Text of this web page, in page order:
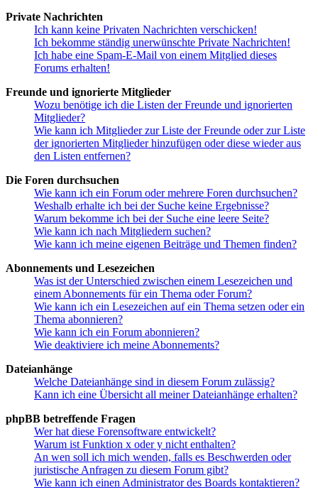
Private Nachrichten
Ich kann keine Privaten Nachrichten verschicken!
Ich bekomme ständig unerwünschte Private Nachrichten!
Ich habe eine Spam-E-Mail von einem Mitglied dieses
Forums erhalten!
Freunde und ignorierte Mitglieder
Wozu benötige ich die Listen der Freunde und ignorierten
Mitglieder?
Wie kann ich Mitglieder zur Liste der Freunde oder zur Liste
der ignorierten Mitglieder hinzufügen oder diese wieder aus
den Listen entfernen?
Die Foren durchsuchen
Wie kann ich ein Forum oder mehrere Foren durchsuchen?
Weshalb erhalte ich bei der Suche keine Ergebnisse?
Warum bekomme ich bei der Suche eine leere Seite?
Wie kann ich nach Mitgliedern suchen?
Wie kann ich meine eigenen Beiträge und Themen finden?
Abonnements und Lesezeichen
Was ist der Unterschied zwischen einem Lesezeichen und
einem Abonnements für ein Thema oder Forum?
Wie kann ich ein Lesezeichen auf ein Thema setzen oder ein
Thema abonnieren?
Wie kann ich ein Forum abonnieren?
Wie deaktiviere ich meine Abonnements?
Dateianhänge
Welche Dateianhänge sind in diesem Forum zulässig?
Kann ich eine Übersicht all meiner Dateianhänge erhalten?
phpBB betreffende Fragen
Wer hat diese Forensoftware entwickelt?
Warum ist Funktion x oder y nicht enthalten?
An wen soll ich mich wenden, falls es Beschwerden oder
juristische Anfragen zu diesem Forum gibt?
Wie kann ich einen Administrator des Boards kontaktieren?